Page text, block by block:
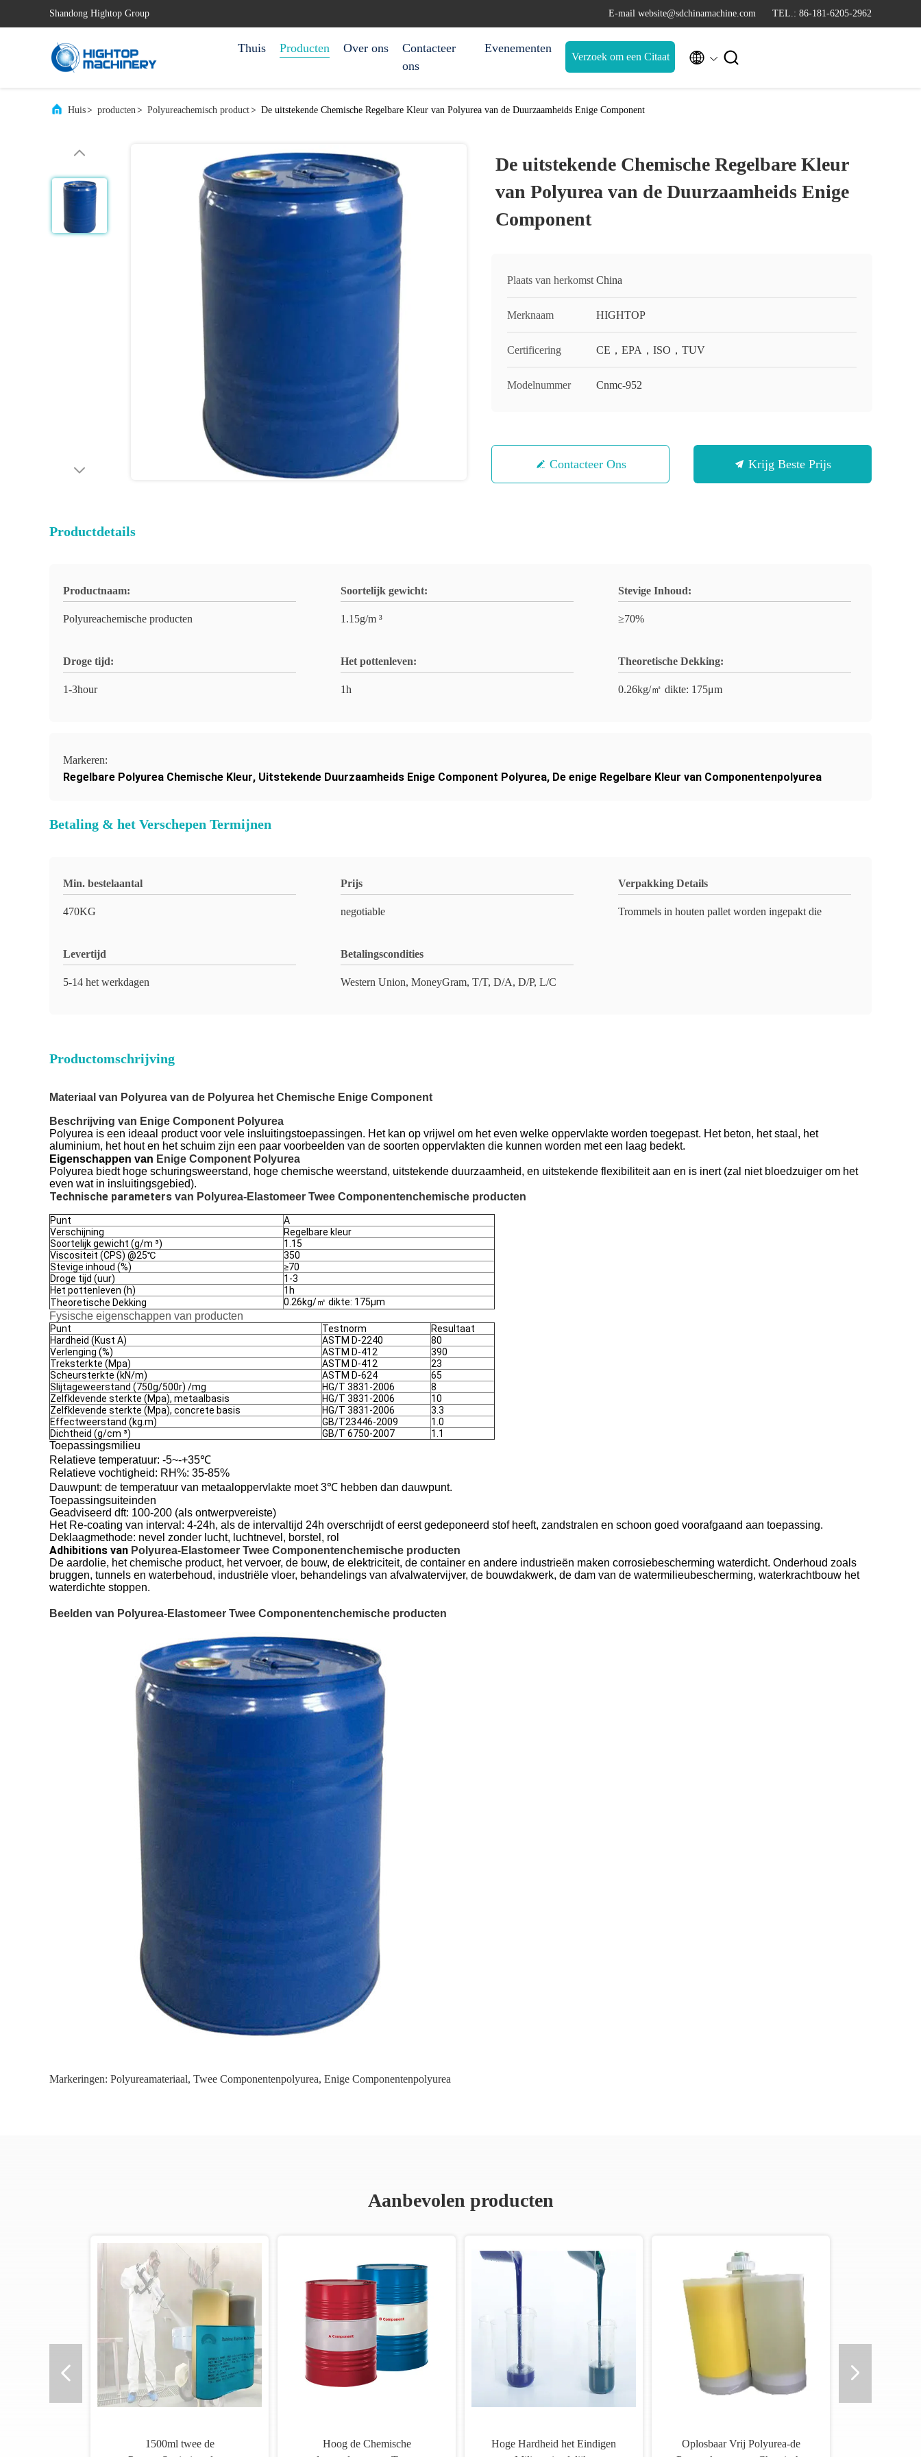
Shandong Hightop Group E-mail website@sdchinamachine.com TEL.: 86-181-6205-2962
Thuis Producten Over ons
Contacteer
ons
Evenementen
Verzoek om een Citaat  
Huis> producten> Polyureachemisch product> De uitstekende Chemische Regelbare Kleur van Polyurea van de Duurzaamheids Enige Component
De uitstekende Chemische Regelbare Kleur
van Polyurea van de Duurzaamheids Enige
Component
Plaats van herkomst China
Merknaam HIGHTOP
Certificering CE，EPA，ISO，TUV
Modelnummer Cnmc-952
Contacteer Ons Krijg Beste Prijs
Productdetails
Productnaam:
Polyureachemische producten
Soortelijk gewicht:
1.15g/m ³
Stevige Inhoud:
≥70%
Droge tijd:
1-3hour
Het pottenleven:
1h
Theoretische Dekking:
0.26kg/㎡ dikte: 175μm
Markeren:
Regelbare Polyurea Chemische Kleur, Uitstekende Duurzaamheids Enige Component Polyurea, De enige Regelbare Kleur van Componentenpolyurea
Betaling & het Verschepen Termijnen
Min. bestelaantal
470KG
Prijs
negotiable
Verpakking Details
Trommels in houten pallet worden ingepakt die
Levertijd
5-14 het werkdagen
Betalingscondities
Western Union, MoneyGram, T/T, D/A, D/P, L/C
Productomschrijving
Materiaal van Polyurea van de Polyurea het Chemische Enige Component
Beschrijving van Enige Component Polyurea
Polyurea is een ideaal product voor vele insluitingstoepassingen. Het kan op vrijwel om het even welke oppervlakte worden toegepast. Het beton, het staal, het
aluminium, het hout en het schuim zijn een paar voorbeelden van de soorten oppervlakten die kunnen worden met een laag bedekt.
Eigenschappen van Enige Component Polyurea
Polyurea biedt hoge schuringsweerstand, hoge chemische weerstand, uitstekende duurzaamheid, en uitstekende flexibiliteit aan en is inert (zal niet bloedzuiger om het
even wat in insluitingsgebied).
Technische parameters van Polyurea-Elastomeer Twee Componentenchemische producten
Punt
A
Verschijning
Regelbare kleur
Soortelijk gewicht (g/m ³)
1.15
Viscositeit (CPS) @25℃
350
Stevige inhoud (%)
≥70
Droge tijd (uur)
1-3
Het pottenleven (h)
1h
Theoretische Dekking
0.26kg/㎡ dikte: 175μm
Fysische eigenschappen van producten
Punt Testnorm
Resultaat
Hardheid (Kust A)
ASTM D-2240
80
Verlenging (%)
ASTM D-412
390
Treksterkte (Mpa)
ASTM D-412
23
Scheursterkte (kN/m)
ASTM D-624
65
Slijtageweerstand (750g/500r) /mg
HG/T 3831-2006
8
Zelfklevende sterkte (Mpa), metaalbasis
HG/T 3831-2006
10
Zelfklevende sterkte (Mpa), concrete basis
HG/T 3831-2006
3.3
Effectweerstand (kg.m)
GB/T23446-2009
1.0
Dichtheid (g/cm ³)
GB/T 6750-2007 1.1
Toepassingsmilieu
Relatieve temperatuur: -5~-+35℃
Relatieve vochtigheid: RH%: 35-85%
Dauwpunt: de temperatuur van metaaloppervlakte moet 3℃ hebben dan dauwpunt.
Toepassingsuiteinden
Geadviseerd dft: 100-200 (als ontwerpvereiste)
Het Re-coating van interval: 4-24h, als de intervaltijd 24h overschrijdt of eerst gedeponeerd stof heeft, zandstralen en schoon goed voorafgaand aan toepassing.
Deklaagmethode: nevel zonder lucht, luchtnevel, borstel, rol
Adhibitions van Polyurea-Elastomeer Twee Componentenchemische producten
De aardolie, het chemische product, het vervoer, de bouw, de elektriciteit, de container en andere industrieën maken corrosiebescherming waterdicht. Onderhoud zoals
bruggen, tunnels en waterbehoud, industriële vloer, behandelings van afvalwatervijver, de bouwdakwerk, de dam van de watermilieubescherming, waterkrachtbouw het
waterdichte stoppen.
Beelden van Polyurea-Elastomeer Twee Componentenchemische producten
Markeringen: Polyureamateriaal, Twee Componentenpolyurea, Enige Componentenpolyurea
Aanbevolen producten
1500ml twee de
Hoog de Chemische
Hoge Hardheid het Eindigen
Oplosbaar Vrij Polyurea-de